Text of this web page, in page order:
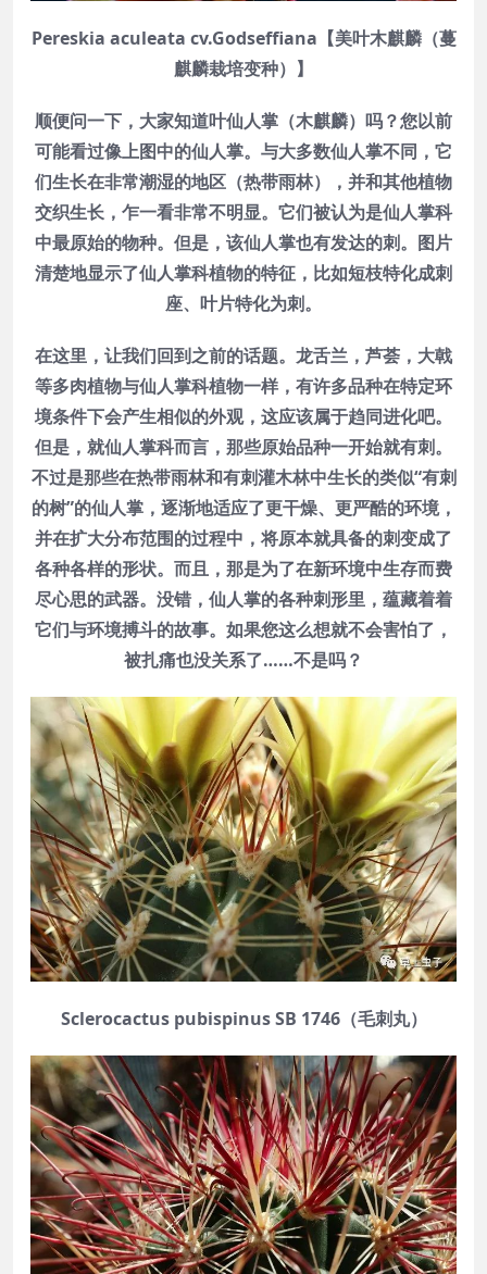
Pereskia aculeata cv.Godseffiana【美叶木麒麟（蔓
麒麟栽培变种）】
顺便问一下，大家知道叶仙人掌（木麒麟）吗？您以前
可能看过像上图中的仙人掌。与大多数仙人掌不同，它
们生长在非常潮湿的地区（热带雨林），并和其他植物
交织生长，乍一看非常不明显。它们被认为是仙人掌科
中最原始的物种。但是，该仙人掌也有发达的刺。图片
清楚地显示了仙人掌科植物的特征，比如短枝特化成刺
座、叶片特化为刺。
在这里，让我们回到之前的话题。龙舌兰，芦荟，大戟
等多肉植物与仙人掌科植物一样，有许多品种在特定环
境条件下会产生相似的外观，这应该属于趋同进化吧。
但是，就仙人掌科而言，那些原始品种一开始就有刺。
不过是那些在热带雨林和有刺灌木林中生长的类似“有刺
的树”的仙人掌，逐渐地适应了更干燥、更严酷的环境，
并在扩大分布范围的过程中，将原本就具备的刺变成了
各种各样的形状。而且，那是为了在新环境中生存而费
尽心思的武器。没错，仙人掌的各种刺形里，蕴藏着着
它们与环境搏斗的故事。如果您这么想就不会害怕了，
被扎痛也没关系了……不是吗？
Sclerocactus pubispinus SB 1746（毛刺丸）